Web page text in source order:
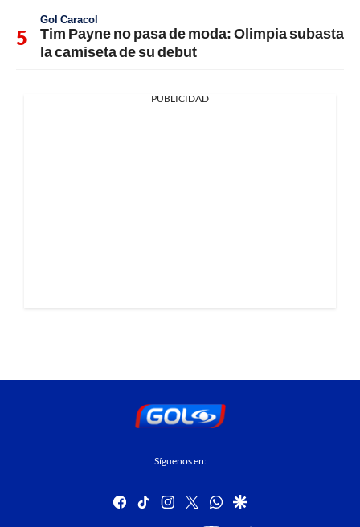
Gol Caracol
Tim Payne no pasa de moda: Olimpia subasta
la camiseta de su debut
PUBLICIDAD
Síguenos en:
facebook
tiktok instagram
twitterwhatsapp
google